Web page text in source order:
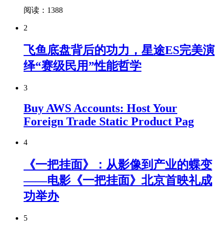
阅读：1388
2
飞鱼底盘背后的功力，星途ES完美演
绎“赛级民用”性能哲学
3
Buy AWS Accounts: Host Your
Foreign Trade Static Product Pag
4
《一把挂面》：从影像到产业的蝶变
——电影《一把挂面》北京首映礼成
功举办
5